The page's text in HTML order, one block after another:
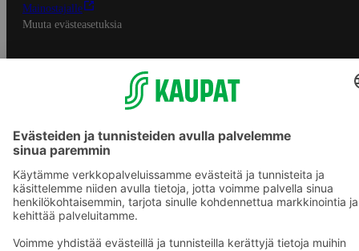
Mainostajalle
Muuta evästeasetuksia
S-ryhmän palvelut
S-ryhmä
Asiakasomistajuus
Yhteishyvä Ruoka -sovellus
S-ostoslista -sovellus
Prisma.fi
Sokos.fi
S-Pankki